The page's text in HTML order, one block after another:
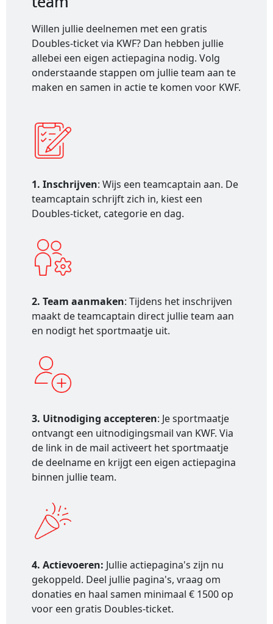
Willen jullie deelnemen met een gratis
Doubles-ticket via KWF? Dan hebben jullie
allebei een eigen actiepagina nodig. Volg
onderstaande stappen om jullie team aan te
maken en samen in actie te komen voor KWF.
1. Inschrijven: Wijs een teamcaptain aan. De
teamcaptain schrijft zich in, kiest een
Doubles-ticket, categorie en dag.
2. Team aanmaken: Tijdens het inschrijven
maakt de teamcaptain direct jullie team aan
en nodigt het sportmaatje uit.
3. Uitnodiging accepteren: Je sportmaatje
ontvangt een uitnodigingsmail van KWF. Via
de link in de mail activeert het sportmaatje
de deelname en krijgt een eigen actiepagina
binnen jullie team.
4. Actievoeren: Jullie actiepagina's zijn nu
gekoppeld. Deel jullie pagina's, vraag om
donaties en haal samen minimaal € 1500 op
voor een gratis Doubles-ticket.